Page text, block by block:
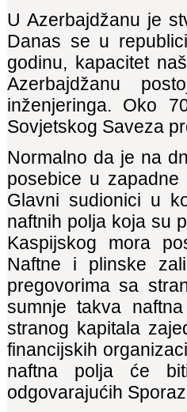
U Azerbajdžanu je
Danas se u
godinu, kapacitet
Azerbajdžanu
inženjeringa. Oko
Sovjetskog Saveza
Normalno da je na
posebice u
Glavni sudionici u
naftnih polja koja su
Kaspijskog mora
Naftne i plinske
pregovorima sa
sumnje takva
stranog kapitala
financijskih
naftna polja će
odgovarajućih